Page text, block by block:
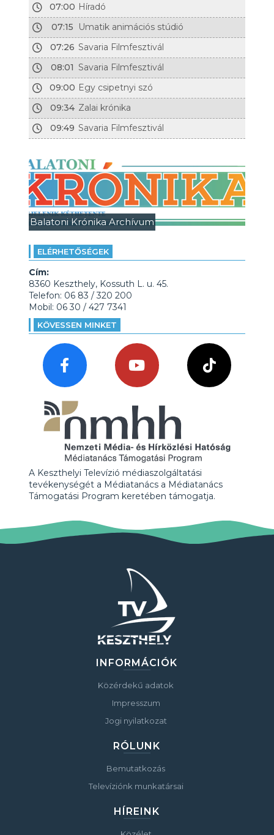
07:00 Híradó
07:15
Umatik animációs stúdió
07:26 Savaria Filmfesztivál
08:01 Savaria Filmfesztivál
09:00 Egy csipetnyi szó
09:34 Zalai krónika
09:49 Savaria Filmfesztivál
Balatoni Krónika Archívum
ELÉRHETŐSÉGEK
Cím:
8360 Keszthely, Kossuth L. u. 45.
Telefon: 06 83 / 320 200
Mobil: 06 30 / 427 7341
KÖVESSEN MINKET
A Keszthelyi Televízió médiaszolgáltatási
tevékenységét a Médiatanács a Médiatanács
Támogatási Program keretében támogatja.
INFORMÁCIÓK
Közérdekű adatok
Impresszum
Jogi nyilatkozat
RÓLUNK
Bemutatkozás
Televíziónk munkatársai
HÍREINK